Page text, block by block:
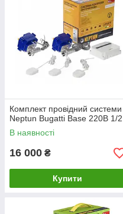
Комплект провідний системи
Neptun Bugatti Base 220B 1/2
В наявності
16 000 ₴
Купити